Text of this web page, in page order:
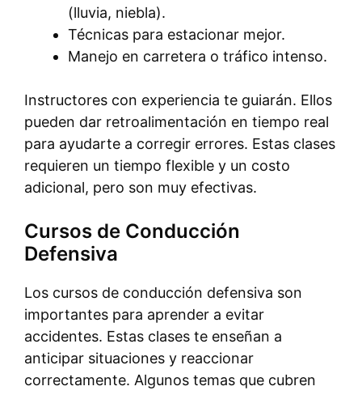
(lluvia, niebla).
Técnicas para estacionar mejor.
Manejo en carretera o tráfico intenso.
Instructores con experiencia te guiarán. Ellos
pueden dar retroalimentación en tiempo real
para ayudarte a corregir errores. Estas clases
requieren un tiempo flexible y un costo
adicional, pero son muy efectivas.
Cursos de Conducción
Defensiva
Los cursos de conducción defensiva son
importantes para aprender a evitar
accidentes. Estas clases te enseñan a
anticipar situaciones y reaccionar
correctamente. Algunos temas que cubren